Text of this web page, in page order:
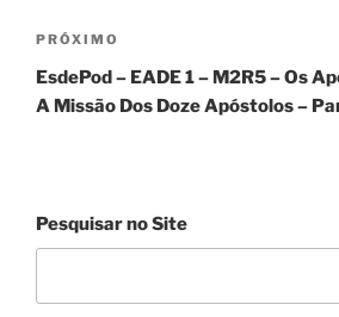
Próximo
post
PRÓXIMO
EsdePod – EADE 1 – M2R5 – Os
A Missão Dos Doze Apóstolos –
Pesquisar no Site